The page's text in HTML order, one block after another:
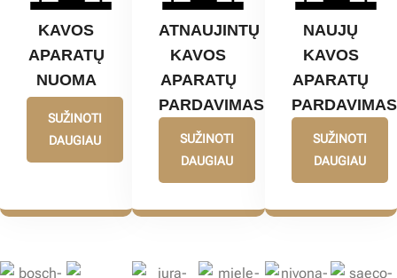
KAVOS
APARATŲ
NUOMA
SUŽINOTI
DAUGIAU
ATNAUJINTŲ
KAVOS
APARATŲ
PARDAVIMAS
SUŽINOTI
DAUGIAU
NAUJŲ
KAVOS
APARATŲ
PARDAVIMAS
SUŽINOTI
DAUGIAU